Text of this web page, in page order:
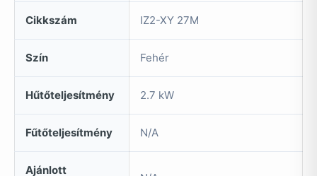
Cikkszám IZ2-XY 27M
Szín Fehér
Hűtőteljesítmény 2.7 kW
Fűtőteljesítmény N/A
Ajánlott